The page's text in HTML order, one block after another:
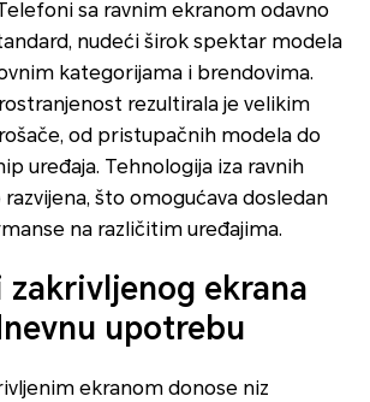
sa ravnim ekranom odavno
nudeći širok spektar modela
kategorijama i brendovima.
rezultirala je velikim
od pristupačnih modela do
uređaja. Tehnologija iza ravnih
što omogućava dosledan
na različitim uređajima.
zakrivljenog ekrana
upotrebu
ekranom donose niz